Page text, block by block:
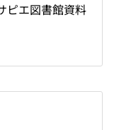
ピエ図書館資料